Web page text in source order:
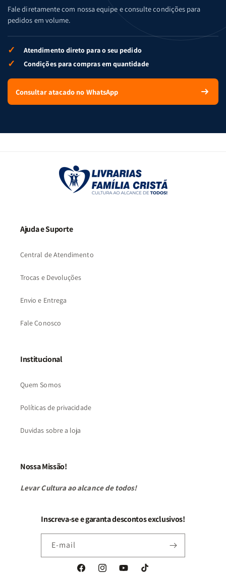
Fale diretamente com nossa equipe e consulte condições para
pedidos em volume.
✓ Atendimento direto para o seu pedido
✓ Condições para compras em quantidade
Consultar atacado no WhatsApp
Ajuda e Suporte
Central de Atendimento
Trocas e Devoluções
Envio e Entrega
Fale Conosco
Institucional
Quem Somos
Políticas de privacidade
Duvidas sobre a loja
Nossa Missão!
Levar Cultura ao alcance de todos!
Inscreva-se e garanta descontos exclusivos!
E-mail